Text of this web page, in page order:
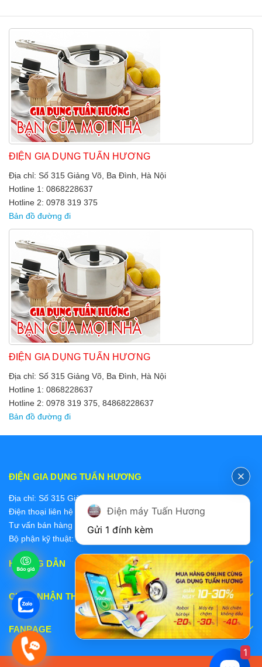
ĐIỆN GIA DỤNG TUẤN HƯƠNG
Địa chỉ: Số 315 Giảng Võ, Ba Đình, Hà Nội
Hotline 1: 0868228637
Hotline 2: 0978 319 375
Bản đồ đường đi
ĐIỆN GIA DỤNG TUẤN HƯƠNG
Địa chỉ: Số 315 Giảng Võ, Ba Đình, Hà Nội
Hotline 1: 0868228637
Hotline 2: 0978 319 375, 84868228637
Bản đồ đường đi
ĐIỆN GIA DỤNG TUẤN HƯƠNG
Địa chỉ: Số 315 Giảng Võ, Ba Đình, Hà Nội
Điện thoại liên hệ các bộ phận:
Tư vấn bán hàng 2: 0868228637
Bộ phận kỹ thuật: 0978 319 375
HƯỚNG DẪN
CHẤP NHẬN THANH TOÁN
FANPAGE
Điện máy Tuấn Hương
Gửi 1 đính kèm
1